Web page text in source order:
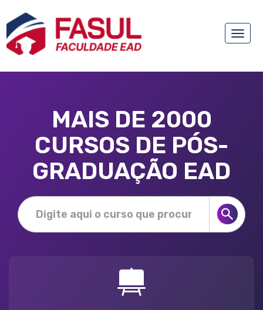
Toggle
MAIS DE 2000
CURSOS DE PÓS-
GRADUAÇÃO EAD